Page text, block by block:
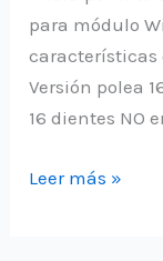
para módulo
Versión polea
16 dientes NO
Actualización
Leer más »